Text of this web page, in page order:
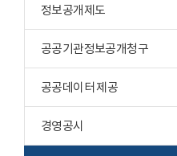
정보공개제도
공공기관정보공개청구
공공데이터 제공
경영공시